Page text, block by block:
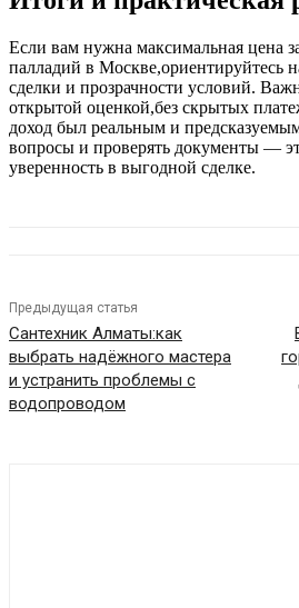
Если вам нужна максимальная цена
палладий в Москве,ориентируйтесь
сделки и прозрачности условий.
открытой оценкой,без скрытых
доход был реальным и
вопросы и проверять документы —
уверенность в выгодной сделке.
Предыдущая статья
Сантехник Алматы:как
выбрать надёжного мастера
и устранить проблемы с
водопроводом